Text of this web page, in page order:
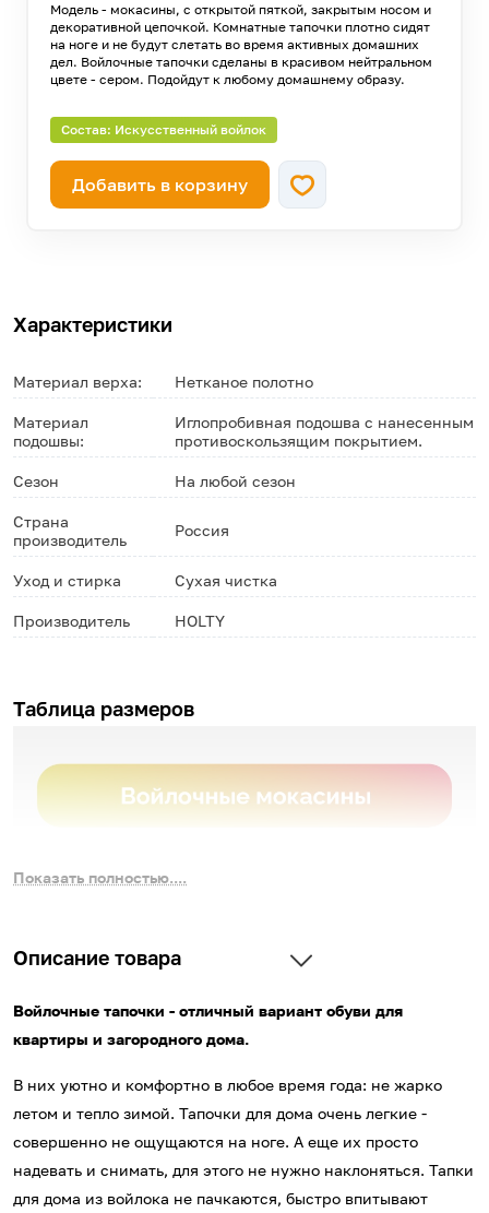
Модель - мокасины, с открытой пяткой, закрытым носом и
декоративной цепочкой. Комнатные тапочки плотно сидят
на ноге и не будут слетать во время активных домашних
дел. Войлочные тапочки сделаны в красивом нейтральном
цвете - сером. Подойдут к любому домашнему образу.
Состав: Искусственный войлок
Добавить в корзину
Характеристики
Материал верха: Нетканое полотно
Материал
подошвы:
Иглопробивная подошва с нанесенным
противоскользящим покрытием.
Сезон На любой сезон
Страна
производитель
Россия
Уход и стирка Сухая чистка
Производитель HOLTY
Таблица размеров
Показать полностью....
Описание товара
Войлочные тапочки - отличный вариант обуви для
квартиры и загородного дома.
В них уютно и комфортно в любое время года: не жарко
летом и тепло зимой. Тапочки для дома очень легкие -
совершенно не ощущаются на ноге. А еще их просто
надевать и снимать, для этого не нужно наклоняться. Тапки
для дома из войлока не пачкаются, быстро впитывают